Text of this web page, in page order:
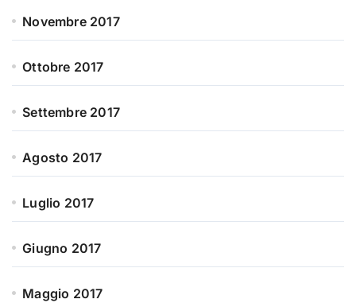
Novembre 2017
Ottobre 2017
Settembre 2017
Agosto 2017
Luglio 2017
Giugno 2017
Maggio 2017